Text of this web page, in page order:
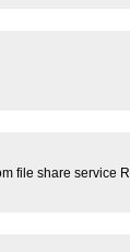
file share service R